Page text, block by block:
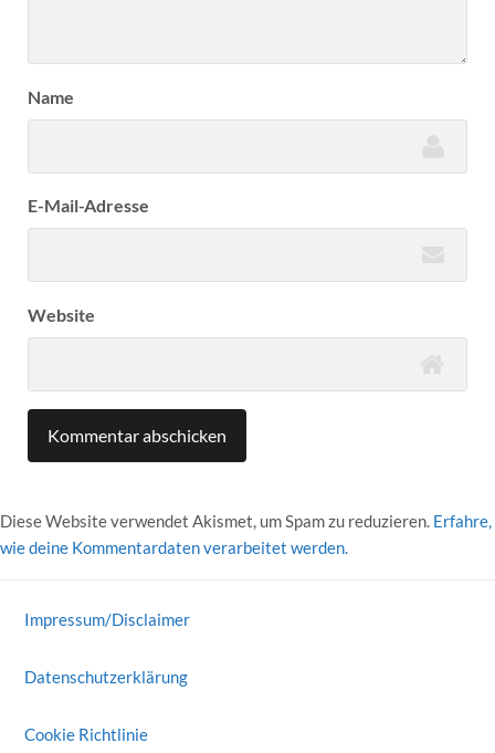
Name
E-Mail-Adresse
Website
Diese Website verwendet Akismet, um Spam zu reduzieren. Erfahre,
wie deine Kommentardaten verarbeitet werden.
Impressum/Disclaimer
Datenschutzerklärung
Cookie Richtlinie